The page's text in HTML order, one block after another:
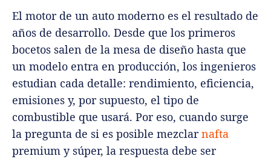
El motor de un auto moderno es el resultado de
años de desarrollo. Desde que los primeros
bocetos salen de la mesa de diseño hasta que
un modelo entra en producción, los ingenieros
estudian cada detalle: rendimiento, eficiencia,
emisiones y, por supuesto, el tipo de
combustible que usará. Por eso, cuando surge
la pregunta de si es posible mezclarnafta
premium y súper, la respuesta debe ser